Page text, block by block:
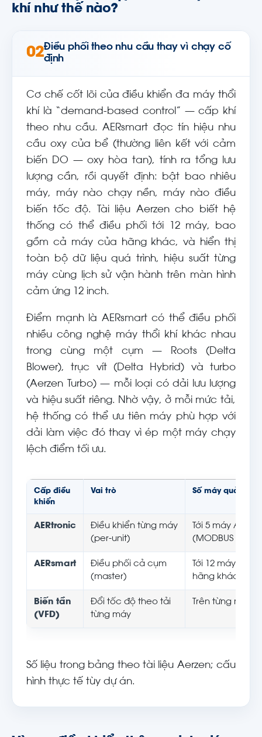
khí như thế nào?
02Điều phối theo nhu cầu thay vì chạy cố
định
Cơ chế cốt lõi của điều khiển đa máy thổi
khí là “demand-based control” — cấp khí
theo nhu cầu. AERsmart đọc tín hiệu nhu
cầu oxy của bể (thường liên kết với cảm
biến DO — oxy hòa tan), tính ra tổng lưu
lượng cần, rồi quyết định: bật bao nhiêu
máy, máy nào chạy nền, máy nào điều
biến tốc độ. Tài liệu Aerzen cho biết hệ
thống có thể điều phối tới 12 máy, bao
gồm cả máy của hãng khác, và hiển thị
toàn bộ dữ liệu quá trình, hiệu suất từng
máy cùng lịch sử vận hành trên màn hình
cảm ứng 12 inch.
Điểm mạnh là AERsmart có thể điều phối
nhiều công nghệ máy thổi khí khác nhau
trong cùng một cụm — Roots (Delta
Blower), trục vít (Delta Hybrid) và turbo
(Aerzen Turbo) — mỗi loại có dải lưu lượng
và hiệu suất riêng. Nhờ vậy, ở mỗi mức tải,
hệ thống có thể ưu tiên máy phù hợp với
dải làm việc đó thay vì ép một máy chạy
lệch điểm tối ưu.
Cấp điều
khiển
Vai trò Số máy quản lý
AERtronic
Điều khiển từng máy
(per-unit)
Tới 5 máy
(MODBUS RTU)
AERsmart
Điều phối cả cụm
(master)
Tới 12 máy, gồm
hãng khác
Biến tần
(VFD)
Đổi tốc độ theo tải
từng máy
Trên từng máy
Số liệu trong bảng theo tài liệu Aerzen; cấu
hình thực tế tùy dự án.